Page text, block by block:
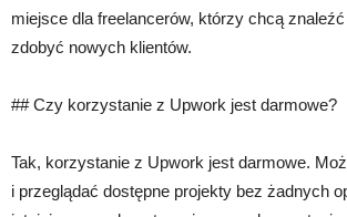
miejsce dla freelancerów, którzy chcą
zdobyć nowych klientów.
## Czy korzystanie z Upwork jest darmowe?
Tak, korzystanie z Upwork jest darmowe.
i przeglądać dostępne projekty bez żadnych